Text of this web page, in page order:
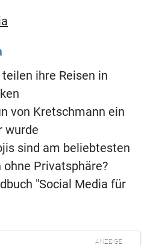
ihre Reisen in
von Kretschmann ein
wurde
sind am beliebtesten
ohne Privatsphäre?
"Social Media für
ANZEIGE